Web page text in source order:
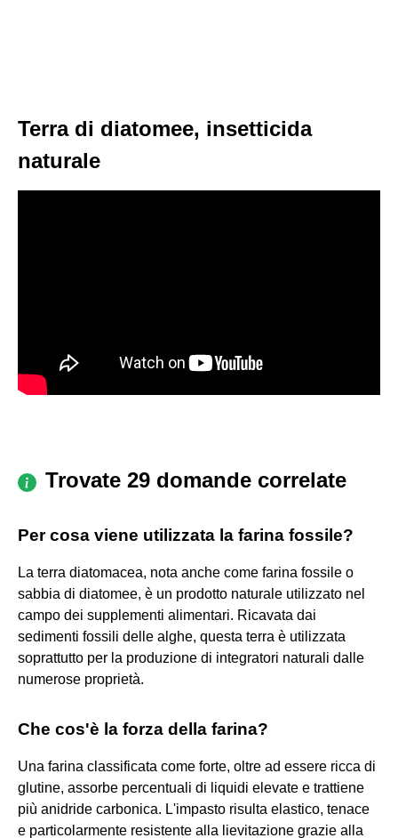
Terra di diatomee, insetticida
naturale
Trovate 29 domande correlate
Per cosa viene utilizzata la farina fossile?
La terra diatomacea, nota anche come farina fossile o
sabbia di diatomee, è un prodotto naturale utilizzato nel
campo dei supplementi alimentari. Ricavata dai
sedimenti fossili delle alghe, questa terra è utilizzata
soprattutto per la produzione di integratori naturali dalle
numerose proprietà.
Che cos'è la forza della farina?
Una farina classificata come forte, oltre ad essere ricca di
glutine, assorbe percentuali di liquidi elevate e trattiene
più anidride carbonica. L'impasto risulta elastico, tenace
e particolarmente resistente alla lievitazione grazie alla